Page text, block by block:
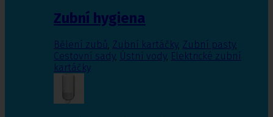
Zubní hygiena
Bělení zubů, Zubní kartáčky, Zubní pasty,
Cestovní sady, Ústní vody, Elektrické zubní
kartáčky